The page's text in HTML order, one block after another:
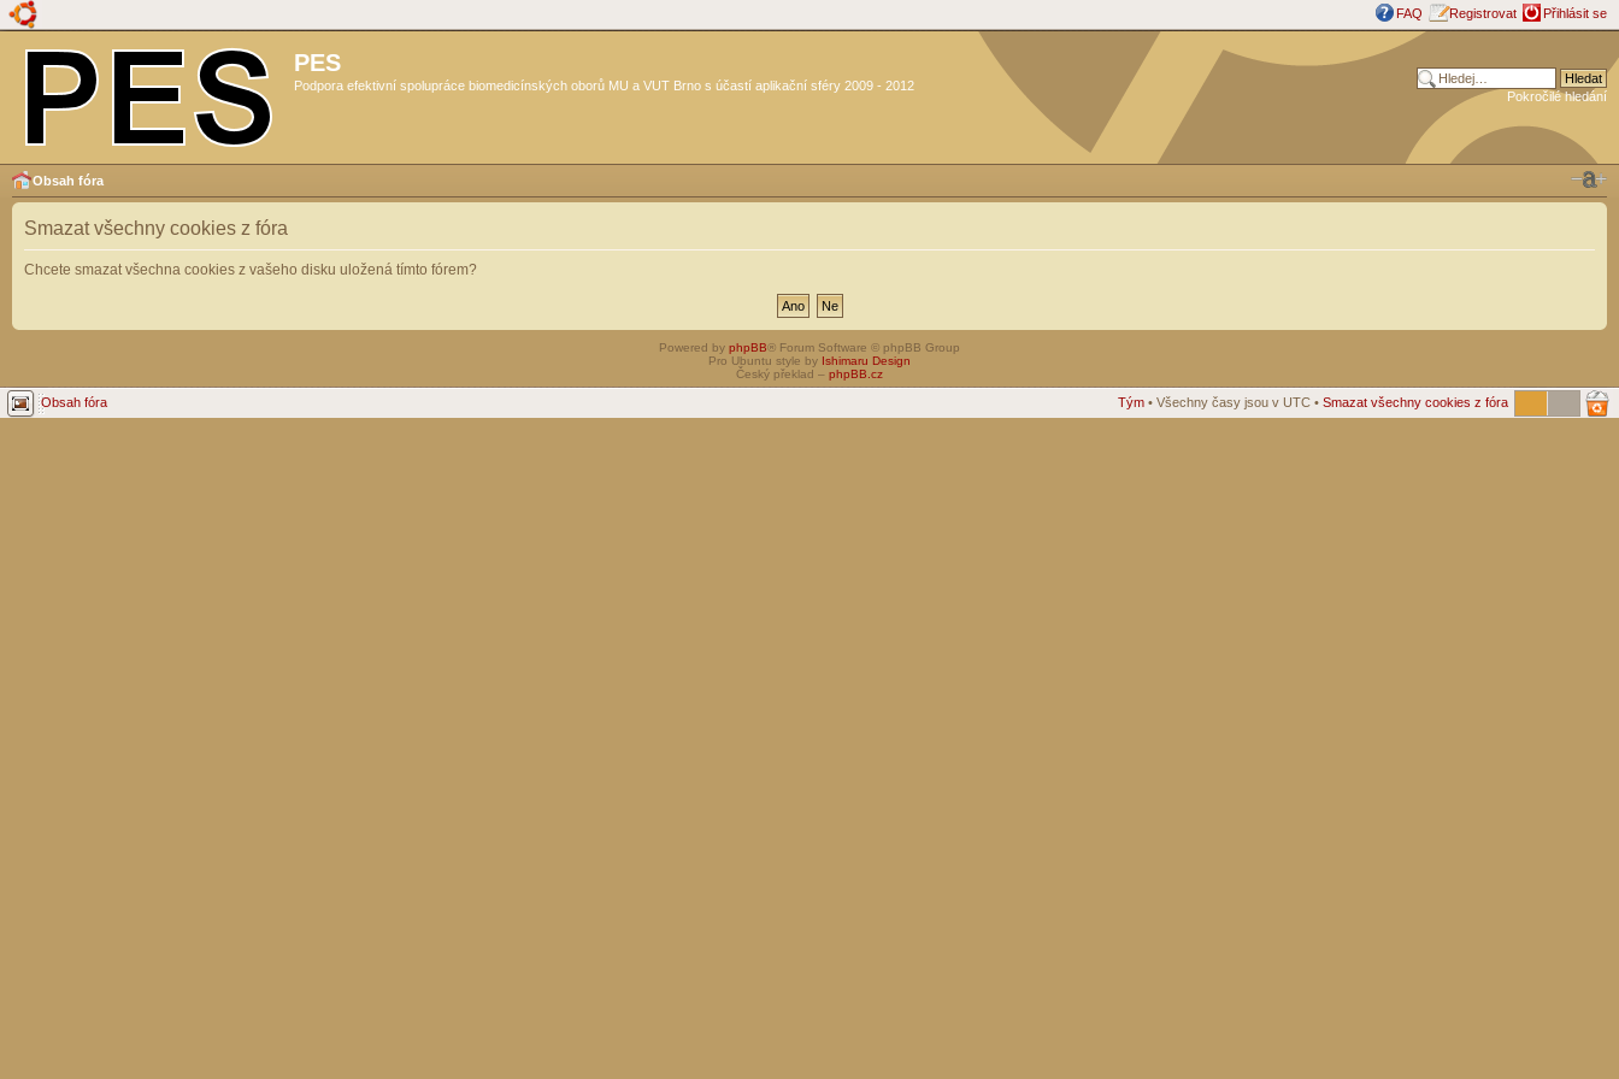
FAQ Registrovat Přihlásit se
PES
Podpora efektivní spolupráce biomedicínských oborů MU a VUT Brno s účastí aplikační sféry 2009 - 2012
Pokročilé hledání
Obsah fóra
Smazat všechny cookies z fóra
Chcete smazat všechna cookies z vašeho disku uložená tímto fórem?
Powered by phpBB® Forum Software © phpBB Group
Pro Ubuntu style by Ishimaru Design
Český překlad – phpBB.cz
Obsah fóra Tým • Všechny časy jsou v UTC • Smazat všechny cookies z fóra